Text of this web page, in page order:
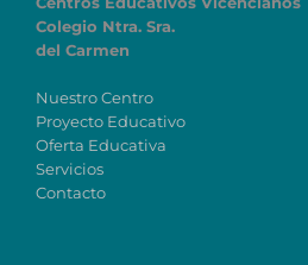
Colegio Ntra. Sra.
del Carmen
Nuestro Centro
Proyecto Educativo
Oferta Educativa
Servicios
Contacto